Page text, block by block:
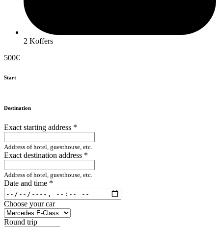
2 Koffers
500€
Start
Destination
Exact starting address *
Address of hotel, guesthouse, etc.
Exact destination address *
Address of hotel, guesthouse, etc.
Date and time *
Choose your car
Round trip